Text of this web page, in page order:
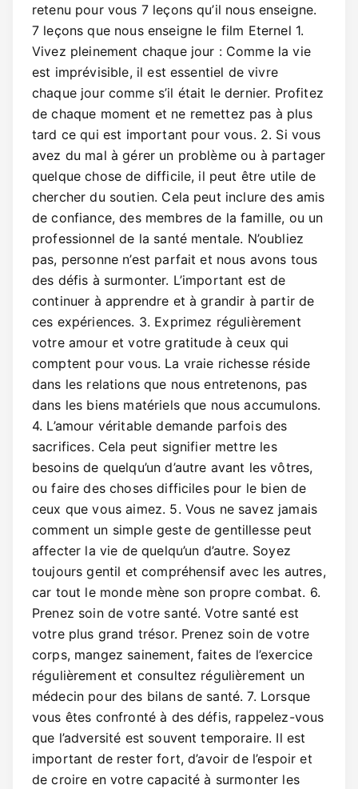
retenu pour vous 7 leçons qu’il nous enseigne.
7 leçons que nous enseigne le film Eternel 1.
Vivez pleinement chaque jour : Comme la vie
est imprévisible, il est essentiel de vivre
chaque jour comme s’il était le dernier. Profitez
de chaque moment et ne remettez pas à plus
tard ce qui est important pour vous. 2. Si vous
avez du mal à gérer un problème ou à partager
quelque chose de difficile, il peut être utile de
chercher du soutien. Cela peut inclure des amis
de confiance, des membres de la famille, ou un
professionnel de la santé mentale. N’oubliez
pas, personne n’est parfait et nous avons tous
des défis à surmonter. L’important est de
continuer à apprendre et à grandir à partir de
ces expériences. 3. Exprimez régulièrement
votre amour et votre gratitude à ceux qui
comptent pour vous. La vraie richesse réside
dans les relations que nous entretenons, pas
dans les biens matériels que nous accumulons.
4. L’amour véritable demande parfois des
sacrifices. Cela peut signifier mettre les
besoins de quelqu’un d’autre avant les vôtres,
ou faire des choses difficiles pour le bien de
ceux que vous aimez. 5. Vous ne savez jamais
comment un simple geste de gentillesse peut
affecter la vie de quelqu’un d’autre. Soyez
toujours gentil et compréhensif avec les autres,
car tout le monde mène son propre combat. 6.
Prenez soin de votre santé. Votre santé est
votre plus grand trésor. Prenez soin de votre
corps, mangez sainement, faites de l’exercice
régulièrement et consultez régulièrement un
médecin pour des bilans de santé. 7. Lorsque
vous êtes confronté à des défis, rappelez-vous
que l’adversité est souvent temporaire. Il est
important de rester fort, d’avoir de l’espoir et
de croire en votre capacité à surmonter les